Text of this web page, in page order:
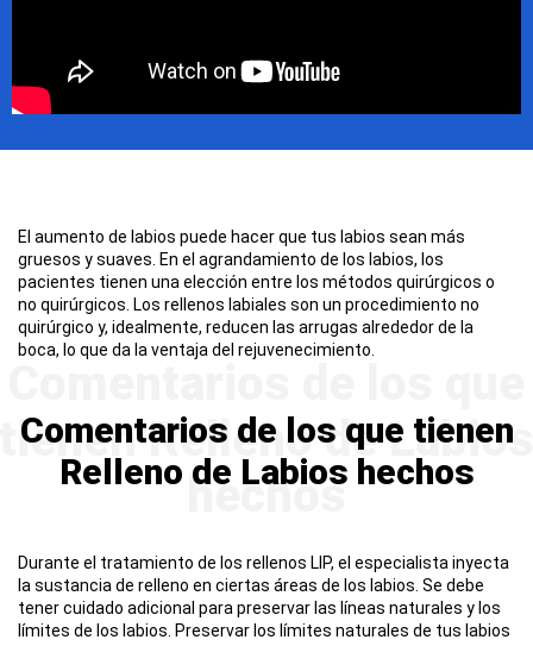
El aumento de labios puede hacer que tus labios sean más
gruesos y suaves. En el agrandamiento de los labios, los
pacientes tienen una elección entre los métodos quirúrgicos o
no quirúrgicos. Los rellenos labiales son un procedimiento no
quirúrgico y, idealmente, reducen las arrugas alrededor de la
boca, lo que da la ventaja del rejuvenecimiento.
Comentarios de los que tienen
Relleno de Labios hechos
Durante el tratamiento de los rellenos LIP, el especialista inyecta
la sustancia de relleno en ciertas áreas de los labios. Se debe
tener cuidado adicional para preservar las líneas naturales y los
límites de los labios. Preservar los límites naturales de tus labios